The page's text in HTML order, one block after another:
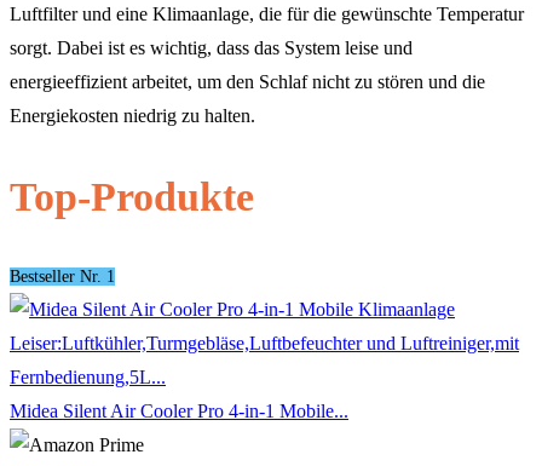
Luftfilter und eine Klimaanlage, die für die gewünschte Temperatur
sorgt. Dabei ist es wichtig, dass das System leise und
energieeffizient arbeitet, um den Schlaf nicht zu stören und die
Energiekosten niedrig zu halten.
Top-Produkte
Bestseller Nr. 1
Midea Silent Air Cooler Pro 4-in-1 Mobile...